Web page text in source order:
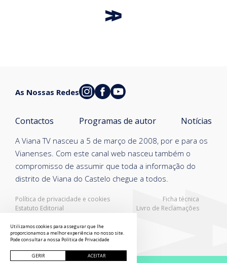
Política de privacidade e cookies
Ficha técnica
Estatuto Editorial
Livro de Reclamações
A Viana TV nasceu a 5 de março de 2008, por e para os
Vianenses. Com este canal web nasceu também o
compromisso de assumir que toda a informação do
distrito de Viana do Castelo chegue a todos.
Contactos Programas de autor Notícias
As Nossas Redes
Utilizamos cookies para assegurar que lhe
proporcionamos a melhor experiência no nosso site.
Pode consultar a nossa Política de Privacidade
GERIR ACEITAR